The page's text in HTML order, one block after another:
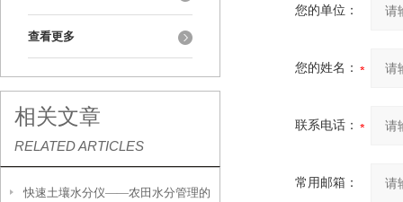
查看更多
相关文章
RELATED ARTICLES
快速土壤水分仪——农田水分管理的
您的单位：
您的姓名：
联系电话：
常用邮箱：